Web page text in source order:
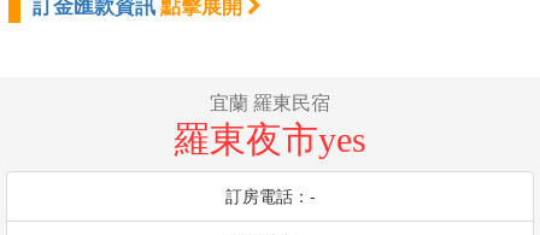
訂金匯款資訊 點擊展開
宜蘭 羅東民宿
羅東夜市yes
訂房電話：-